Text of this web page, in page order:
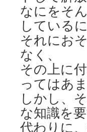
なにをそ
している
それにお
なく、
その上に
ってはあ
しかし、
な知識を
代わりに